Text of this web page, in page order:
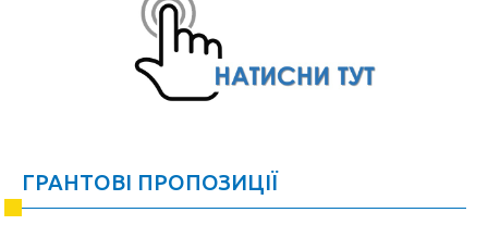
ГРАНТОВІ ПРОПОЗИЦІЇ